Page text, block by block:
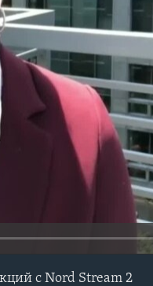
available
с Nord Stream 2